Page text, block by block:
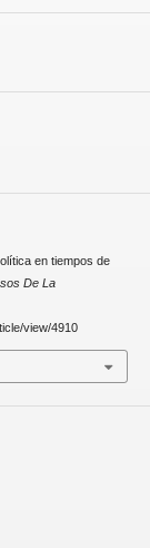
en tiempos de
De La
view/4910